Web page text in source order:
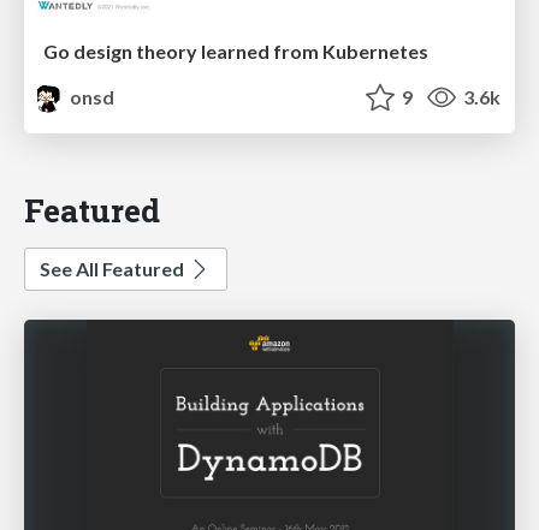
Go design theory learned from Kubernetes
onsd
9 3.6k
Featured
See All Featured